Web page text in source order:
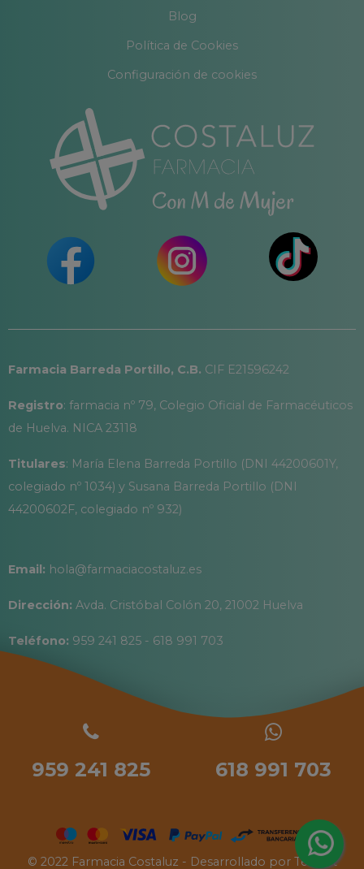
Blog
Política de Cookies
Configuración de cookies
Farmacia Barreda Portillo, C.B. CIF E21596242
Registro: farmacia nº 79, Colegio Oficial de Farmacéuticos
de Huelva. NICA 23118
Titulares: María Elena Barreda Portillo (DNI 44200601Y,
colegiado nº 1034) y Susana Barreda Portillo (DNI
44200602F, colegiado nº 932)
Email: hola@farmaciacostaluz.es
Dirección: Avda. Cristóbal Colón 20, 21002 Huelva
Teléfono: 959 241 825 - 618 991 703
959 241 825 618 991 703
© 2022 Farmacia Costaluz - Desarrollado por Tecinet